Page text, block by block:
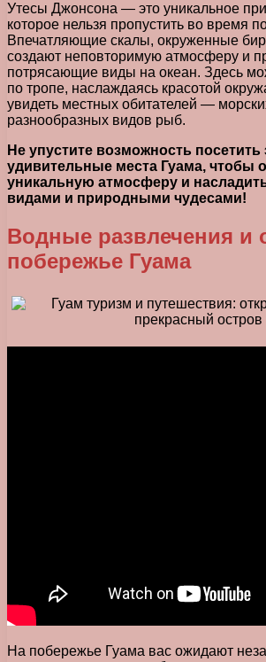
Утесы Джонсона — это уникальное
которое нельзя пропустить во время
Впечатляющие скалы, окруженные
создают неповторимую атмосферу и
потрясающие виды на океан. Здесь
по тропе, наслаждаясь красотой
увидеть местных обитателей —
разнообразных видов рыб.
Не упустите возможность посетить
удивительные места Гуама, чтобы
уникальную атмосферу и
видами и природными чудесами!
Водные развлечения и
побережье Гуама
На побережье Гуама вас ожидают